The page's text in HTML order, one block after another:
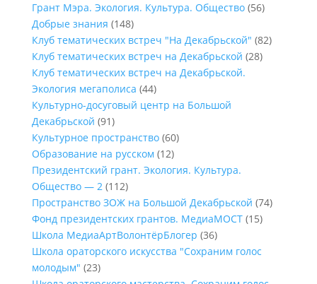
Грант Мэра. Экология. Культура. Общество(56)
Добрые знания (148)
Клуб тематических встреч "На Декабрьской" (82)
Клуб тематических встреч на Декабрьской (28)
Клуб тематических встреч на Декабрьской.
Экология мегаполиса (44)
Культурно-досуговый центр на Большой
Декабрьской (91)
Культурное пространство(60)
Образование на русском (12)
Президентский грант. Экология. Культура.
Общество — 2(112)
Пространство ЗОЖ на Большой Декабрьской (74)
Фонд президентских грантов. МедиаМОСТ(15)
Школа МедиаАртВолонтёрБлогер (36)
Школа ораторского искусства "Сохраним голос
молодым" (23)